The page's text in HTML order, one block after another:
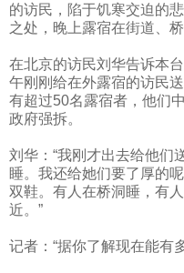
的访民，陷于饥寒交迫的
之处，晚上露宿在街道、
在北京的访民刘华告诉本
午刚刚给在外露宿的访民
有超过50名露宿者，他们
政府强拆。
刘华：“我刚才出去给他们
睡。我还给她们要了厚的
双鞋。有人在桥洞睡，有
近。”
记者：“据你了解现在能有